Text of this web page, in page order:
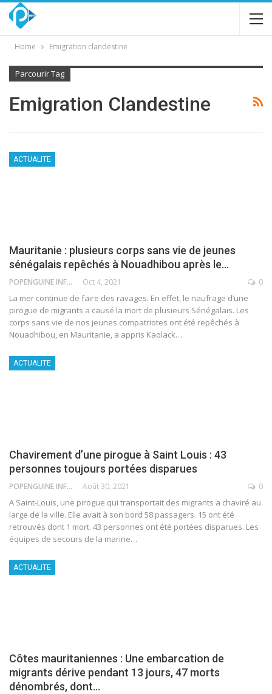
Home Emigration clandestine
Parcourir Tag
Emigration Clandestine
ACTUALITE
Mauritanie : plusieurs corps sans vie de jeunes
sénégalais repêchés à Nouadhibou après le…
POPENGUINE INFO Oct 4, 2021 0
La mer continue de faire des ravages. En effet, le naufrage d’une
pirogue de migrants a causé la mort de plusieurs Sénégalais. Les
corps sans vie de nos jeunes compatriotes ont été repêchés à
Nouadhibou, en Mauritanie, a appris Kaolack…
ACTUALITE
Chavirement d’une pirogue à Saint Louis : 43
personnes toujours portées disparues
POPENGUINE INFO Août 30, 2021 0
A Saint-Louis, une pirogue qui transportait des migrants a chaviré au
large de la ville. Elle avait à son bord 58 passagers. 15 ont été
retrouvés dont 1 mort. 43 personnes ont été portées disparues. Les
équipes de secours de la marine…
ACTUALITE
Côtes mauritaniennes : Une embarcation de
migrants dérive pendant 13 jours, 47 morts
dénombrés, dont…